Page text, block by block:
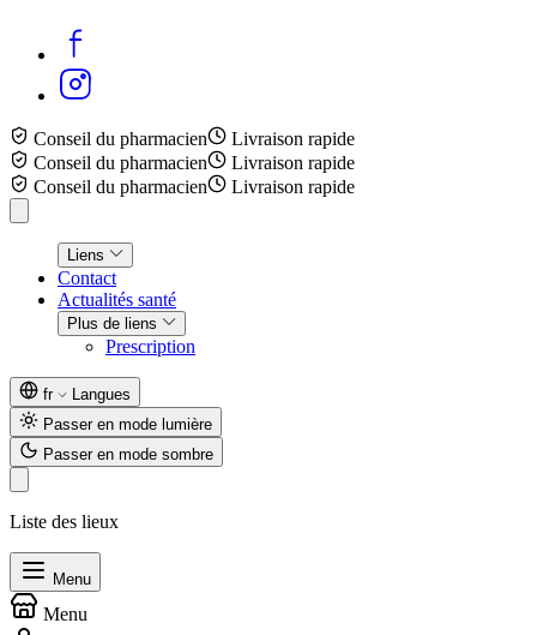
Conseil du pharmacien
Livraison rapide
Conseil du pharmacien
Livraison rapide
Conseil du pharmacien
Livraison rapide
Liens
Contact
Actualités santé
Plus de liens
Prescription
fr
Langues
Passer en mode lumière
Passer en mode sombre
Liste des lieux
Menu
Menu